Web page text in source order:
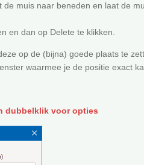
muis naar beneden en laat de
en dan op Delete te klikken.
op de (bijna) goede plaats te
waarmee je de positie exact
dubbelklik voor opties